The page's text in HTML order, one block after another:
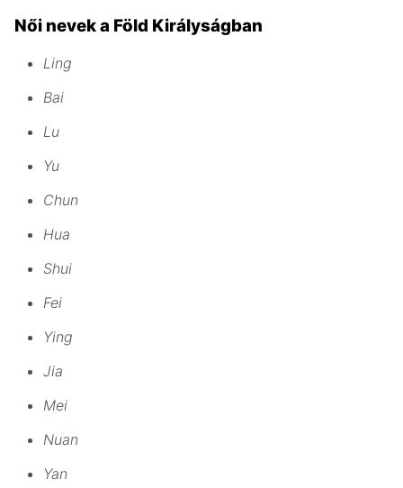
Női nevek a Föld Királyságban
Ling
Bai
Lu
Yu
Chun
Hua
Shui
Fei
Ying
Jia
Mei
Nuan
Yan